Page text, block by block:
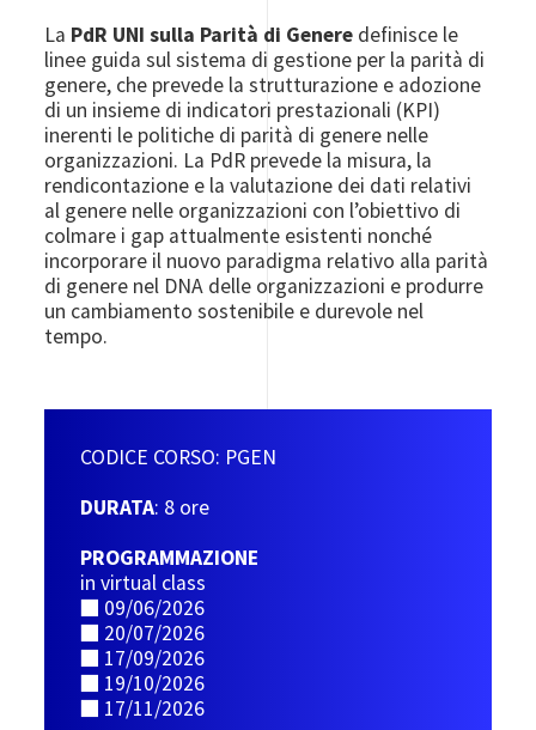
La PdR UNI sulla Parità di Genere definisce le
linee guida sul sistema di gestione per la parità di
genere, che prevede la strutturazione e adozione
di un insieme di indicatori prestazionali (KPI)
inerenti le politiche di parità di genere nelle
organizzazioni. La PdR prevede la misura, la
rendicontazione e la valutazione dei dati relativi
al genere nelle organizzazioni con l’obiettivo di
colmare i gap attualmente esistenti nonché
incorporare il nuovo paradigma relativo alla parità
di genere nel DNA delle organizzazioni e produrre
un cambiamento sostenibile e durevole nel
tempo.
CODICE CORSO: PGEN
DURATA: 8 ore
PROGRAMMAZIONE
in virtual class
■ 09/06/2026
■ 20/07/2026
■ 17/09/2026
■ 19/10/2026
■ 17/11/2026